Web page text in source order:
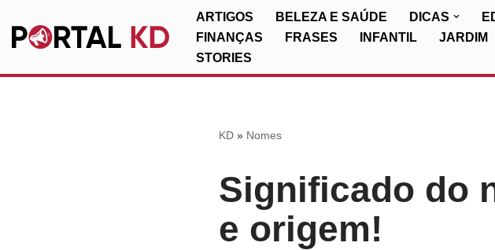
Pular
ARTIGOS BELEZA E SAÚDE DICAS
FINANÇAS
FRASES INFANTIL JARDIM
STORIES
KD» Nomes
Significado do
e origem!